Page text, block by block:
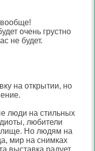
вообще!
очень грустно
не будет.
на открытии, но
люди на стильных
любители
Но людям на
мир на снимках
выставка радует.